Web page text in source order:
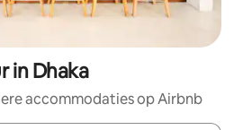
in Dhaka
accommodaties op Airbnb